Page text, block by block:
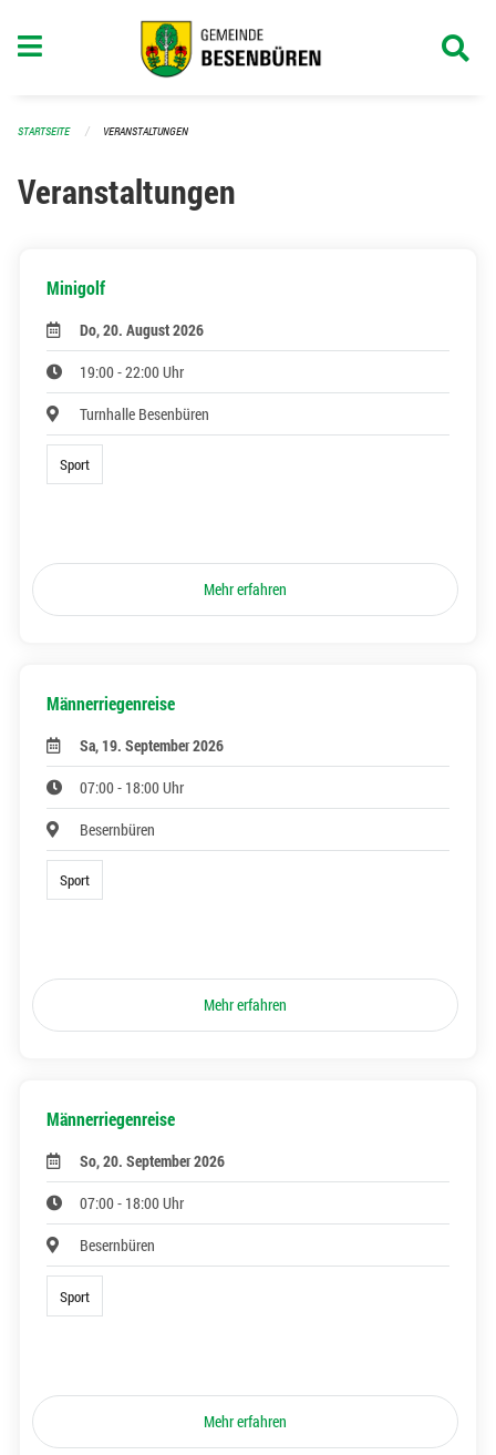
STARTSEITE VERANSTALTUNGEN
Veranstaltungen
Minigolf
Do, 20. August 2026
19:00 - 22:00 Uhr
Turnhalle Besenbüren
Sport
Mehr erfahren
Männerriegenreise
Sa, 19. September 2026
07:00 - 18:00 Uhr
Besernbüren
Sport
Mehr erfahren
Männerriegenreise
So, 20. September 2026
07:00 - 18:00 Uhr
Besernbüren
Sport
Mehr erfahren